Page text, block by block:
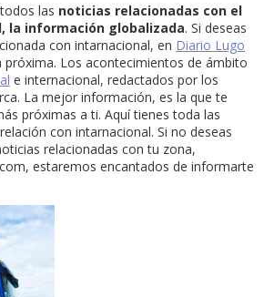
las noticias relacionadas con el
la información globalizada. Si deseas
con intarnacional, en Diario Lugo
Los acontecimientos de ámbito
e internacional, redactados por los
La mejor información, es la que te
próximas a ti. Aquí tienes toda las
con intarnacional. Si no deseas
relacionadas con tu zona,
estaremos encantados de informarte